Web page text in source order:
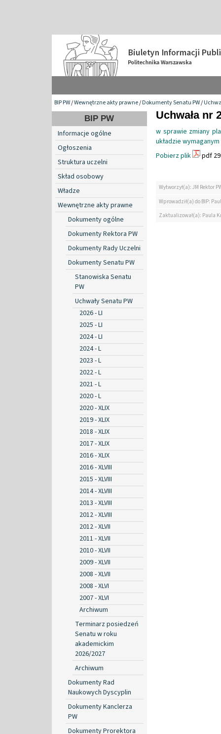
BIP PW/Wewnętrzne akty prawne/Dokumenty Senatu PW/
BIP PW
Informacje ogólne
Ogłoszenia
Struktura uczelni
Skład osobowy
Władze
Wewnętrzne akty prawne
Dokumenty ogólne
Dokumenty Rektora PW
Dokumenty Rady Uczelni
Dokumenty Senatu PW
Stanowiska Senatu
PW
Uchwały Senatu PW
2026 - LI
2025 - LI
2024 - LI
2024 - L
2023 - L
2022 - L
2021 - L
2020 - L
2020 - XLIX
2019 - XLIX
2018 - XLIX
2017 - XLIX
2016 - XLIX
2016 - XLVIII
2015 - XLVIII
2014 - XLVIII
2013 - XLVIII
2012 - XLVIII
2012 - XLVII
2011 - XLVII
2010 - XLVII
2009 - XLVII
2008 - XLVII
2008 - XLVI
2007 - XLVI
Archiwum
Terminarz posiedzeń
Senatu w roku
akademickim
2026/2027
Archiwum
Dokumenty Rad
Naukowych Dyscyplin
Dokumenty Kanclerza
PW
Dokumenty Prorektora
Uchwała nr
w sprawie zmiany
układzie
Pobierz plik
pdf
Wytworzył(a): JM Rektor
Wprowadził(a) do BIP:
Zaktualizował(a): Paula